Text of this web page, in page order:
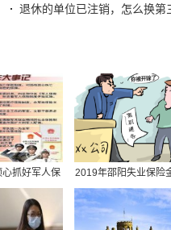
加载数字人民币的技术
保权威解答
什么意思
疗保险买什么险种
保怎么办理
费基数查询
社保转移需要提供什么材
保报销比例
退休的单位已注销，怎么换
心抓好军人保
综述
2019年邵阳失业保险
标准：领取条件、